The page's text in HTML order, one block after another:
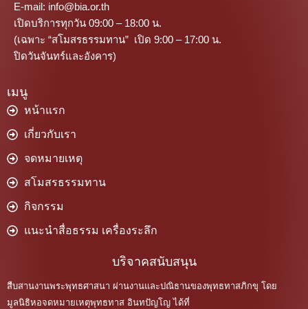
E-mail: info@bia.or.th
เปิดบริการทุกวัน 09:00 – 18:00 น.
(เฉพาะ “สโมสรธรรมทาน” เปิด 9:00 – 17:00 น.
ปิดวันจันทร์และอังคาร)
เมนู
หน้าแรก
เกี่ยวกับเรา
จดหมายเหตุ
สโมสรธรรมทาน
กิจกรรม
แนะนำสื่อธรรม เครื่องระลึก
บริจาคสนับสนุน
สืบสานงานพระพุทธศาสนา ผ่านงานและปณิธานของพุทธทาสภิกขุ โดย
มูลนิธิหอจดหมายเหตุพุทธทาส อินทปัญโญ ได้ที่